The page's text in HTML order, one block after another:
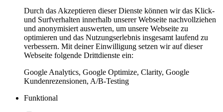
Durch das Akzeptieren dieser Dienste können wir das Klick-
und Surfverhalten innerhalb unserer Webseite nachvollziehen
und anonymisiert auswerten, um unsere Webseite zu
optimieren und das Nutzungserlebnis insgesamt laufend zu
verbessern. Mit deiner Einwilligung setzen wir auf dieser
Webseite folgende Drittdienste ein:
Google Analytics, Google Optimize, Clarity, Google
Kundenrezensionen, A/B-Testing
Funktional